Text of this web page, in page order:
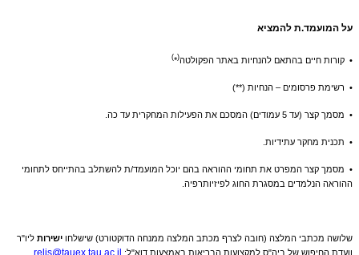
על המועמד.ת להמציא
• קורות חיים בהתאם להנחיות באתר הפקולטה(
*
)
• רשימת פרסומים – הנחיות (**)
• מסמך קצר (עד 5 עמודים) המסכם את הפעילות המחקרית עד כה.
• תכנית מחקר עתידיות.
• מסמך קצר המפרט את תחומי ההוראה בהם יוכל המועמד/ת להשתלב בהתייחס לתחומי
ההוראה הנלמדים במסגרת החוג לפיזיותרפיה.
שלושה מכתבי המלצה (חובה לצרף מכתב המלצה ממנחה הדוקטורט) שישלחו ישירות ליו"ר
וועדת החיפוש של ביה"ס למקצועות הבריאות באמצעות דוא"ל: